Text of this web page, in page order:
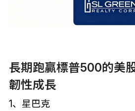
長期跑贏標普500的美
韌性成長
1、星巴克